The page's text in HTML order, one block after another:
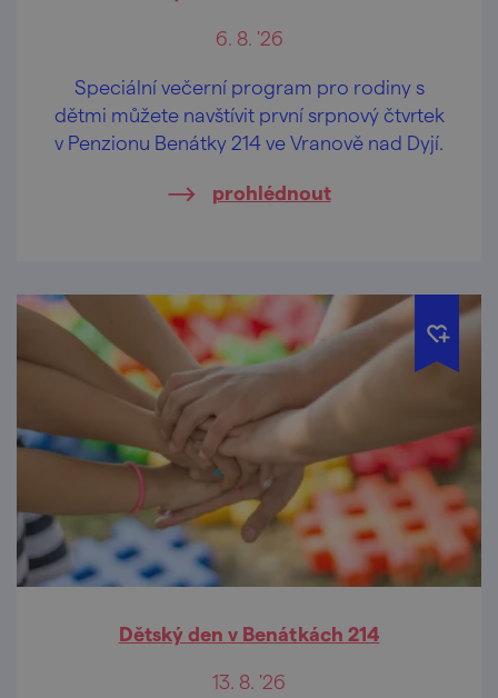
6. 8. '26
Speciální večerní program pro rodiny s
dětmi můžete navštívit první srpnový čtvrtek
v Penzionu Benátky 214 ve Vranově nad Dyjí.
prohlédnout
Dětský den v Benátkách 214
13. 8. '26